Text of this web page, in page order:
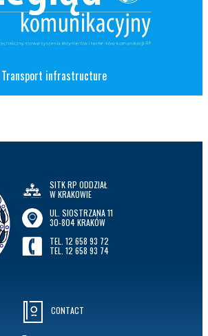
Transport infrastructure
SITK RP ODDZIAŁ
W KRAKOWIE
UL. SIOSTRZANA 11
30-804 KRAKÓW
TEL. 12 658 93 72
TEL. 12 658 93 74
CONTACT